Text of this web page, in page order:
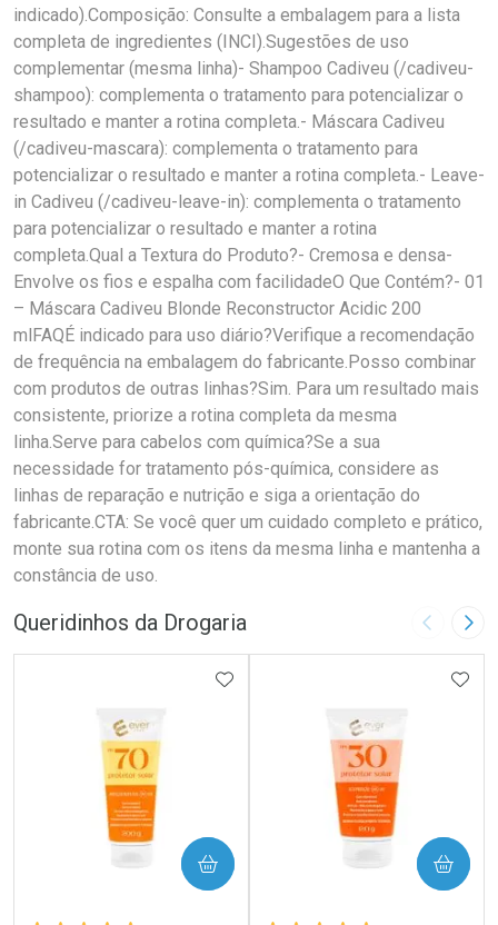
indicado).Composição: Consulte a embalagem para a lista
completa de ingredientes (INCI).Sugestões de uso
complementar (mesma linha)- Shampoo Cadiveu (/cadiveu-
shampoo): complementa o tratamento para potencializar o
resultado e manter a rotina completa.- Máscara Cadiveu
(/cadiveu-mascara): complementa o tratamento para
potencializar o resultado e manter a rotina completa.- Leave-
in Cadiveu (/cadiveu-leave-in): complementa o tratamento
para potencializar o resultado e manter a rotina
completa.Qual a Textura do Produto?- Cremosa e densa-
Envolve os fios e espalha com facilidadeO Que Contém?- 01
– Máscara Cadiveu Blonde Reconstructor Acidic 200
mlFAQÉ indicado para uso diário?Verifique a recomendação
de frequência na embalagem do fabricante.Posso combinar
com produtos de outras linhas?Sim. Para um resultado mais
consistente, priorize a rotina completa da mesma
linha.Serve para cabelos com química?Se a sua
necessidade for tratamento pós-química, considere as
linhas de reparação e nutrição e siga a orientação do
fabricante.CTA: Se você quer um cuidado completo e prático,
monte sua rotina com os itens da mesma linha e mantenha a
constância de uso.
Queridinhos da Drogaria Imagem
ADICIONAR AOS FAVORITOS
COMPRAR COMPRAR